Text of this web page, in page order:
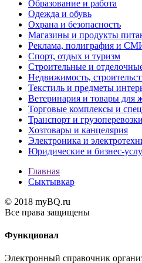
Образование и работа
Одежда и обувь
Охрана и безопасность
Магазины и продукты
Реклама, полиграфия и
Спорт, отдых и туризм
Строительные и
Недвижимость,
Текстиль и предметы
Ветеринария и товары для
Торговые комплексы и
Транспорт и грузоперевозки
Хозтовары и канцелярия
Электроника и
Юридические и бизнес-
Главная
Сыктывкар
© 2018 myBQ.ru
Все права защищены
Функционал
Электронный справочник